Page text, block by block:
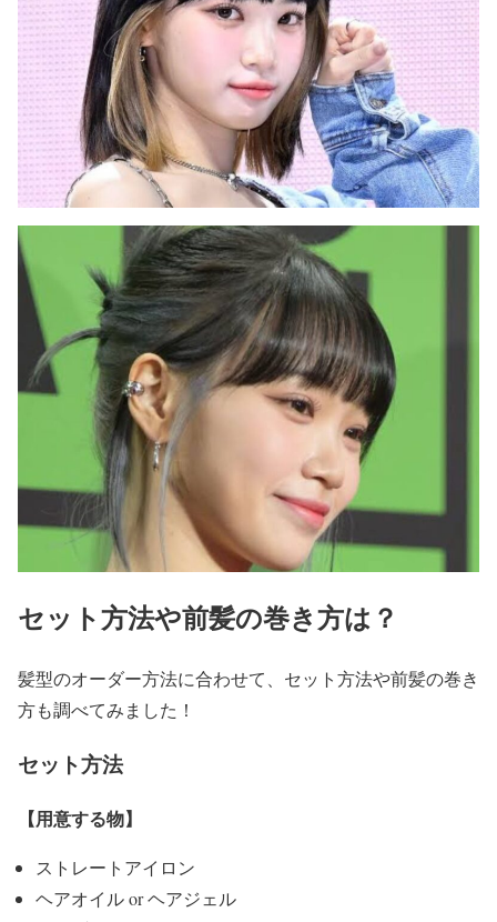
セット方法や前髪の巻き方は？
髪型のオーダー方法に合わせて、セット方法や前髪の巻き
方も調べてみました！
セット方法
【用意する物】
ストレートアイロン
ヘアオイル or ヘアジェル